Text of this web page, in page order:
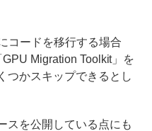
コードを移行する場合
Migration Toolkit」を
つかスキップできるとし
を公開している点にも